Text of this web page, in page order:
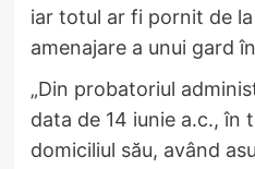
iar totul ar fi pornit de
amenajare a unui gard
„Din probatoriul
data de 14 iunie a.c., în
domiciliul său, având